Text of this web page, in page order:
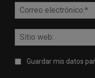
Guardar mis datos